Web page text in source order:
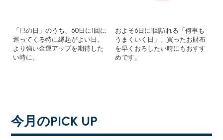
「巳の日」のうち、60日に1回に
巡ってくる特に縁起がよい日。
より強い金運アップを期待した
い時に。
およそ6日に1回訪れる「何事も
うまくいく日」。買ったお財布
を早くおろしたい時にもおすす
めです。
今月のPICK UP